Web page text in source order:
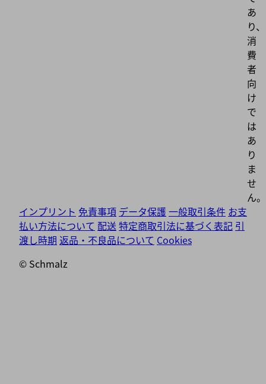
あ
り、
消
費
者
向
け
で
は
あ
り
ま
せ
ん。
インプリント 免責事項 データ保護 一般取引条件 お支
払い方法について 配送特定商取引法に基づく表記 引
渡し時期 返品・不良品について Cookies
© Schmalz